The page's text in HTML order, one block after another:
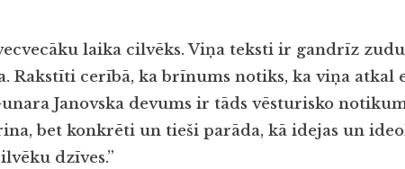
laika cilvēks. Viņa teksti ir gandrīz
Rakstīti cerībā, ka brīnums notiks, ka viņa atkal
Janovska devums ir tāds vēsturisko
bet konkrēti un tieši parāda, kā idejas un
dzīves.”